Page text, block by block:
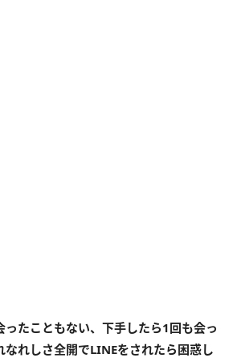
ったこともない、下手したら1回も会っ
なれしさ全開でLINEをされたら困惑し